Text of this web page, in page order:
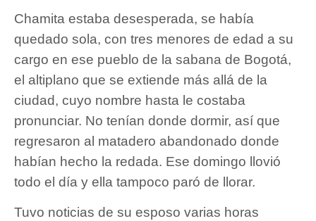
Chamita estaba desesperada, se había
quedado sola, con tres menores de edad a su
cargo en ese pueblo de la sabana de Bogotá,
el altiplano que se extiende más allá de la
ciudad, cuyo nombre hasta le costaba
pronunciar. No tenían donde dormir, así que
regresaron al matadero abandonado donde
habían hecho la redada. Ese domingo llovió
todo el día y ella tampoco paró de llorar.
Tuvo noticias de su esposo varias horas